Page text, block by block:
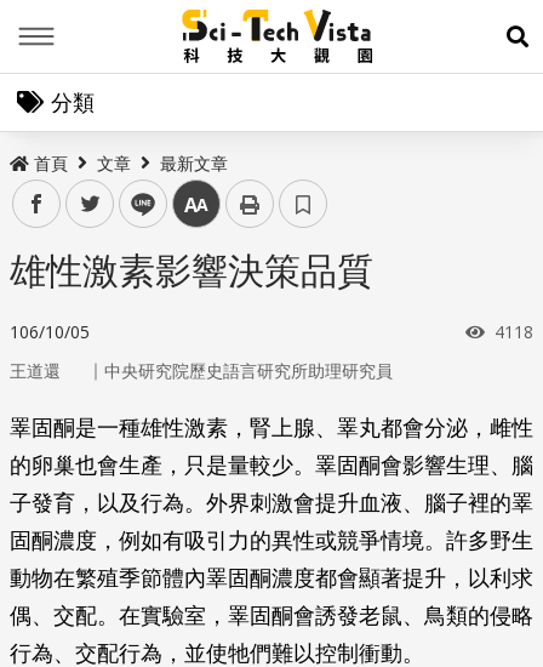
展
分類
首頁 文章 最新文章
facebooktwitter line 中
雄性激素影響決策品質
106/10/05 瀏覽
4118
王道還 ｜ 中央研究院歷史語言研究所助理研究員
睪固酮是一種雄性激素，腎上腺、睪丸都會分泌，雌性
的卵巢也會生產，只是量較少。睪固酮會影響生理、腦
子發育，以及行為。外界刺激會提升血液、腦子裡的睪
固酮濃度，例如有吸引力的異性或競爭情境。許多野生
動物在繁殖季節體內睪固酮濃度都會顯著提升，以利求
偶、交配。在實驗室，睪固酮會誘發老鼠、鳥類的侵略
行為、交配行為，並使牠們難以控制衝動。